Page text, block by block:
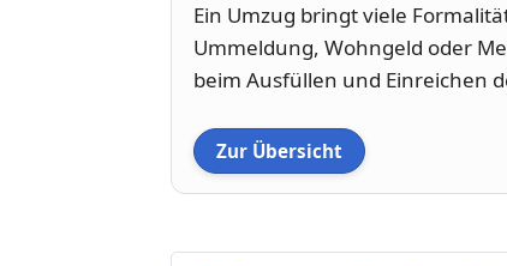
Ein Umzug bringt viele
Ummeldung, Wohngeld oder
beim Ausfüllen und Einreichen
Zur Übersicht